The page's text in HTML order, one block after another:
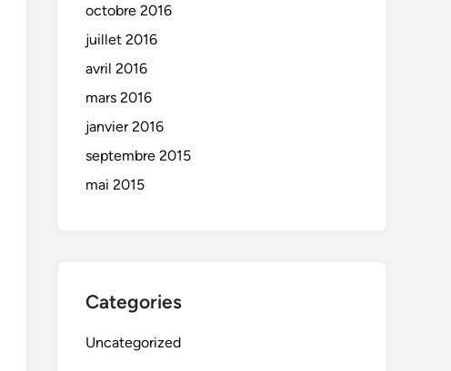
octobre 2016
juillet 2016
avril 2016
mars 2016
janvier 2016
septembre 2015
mai 2015
Categories
Uncategorized